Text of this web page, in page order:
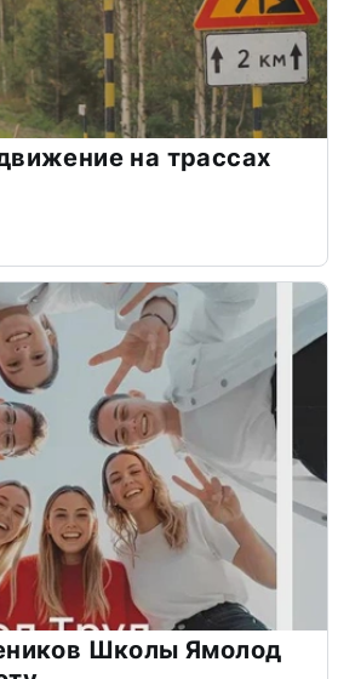
на трассах
Школы Ямолод